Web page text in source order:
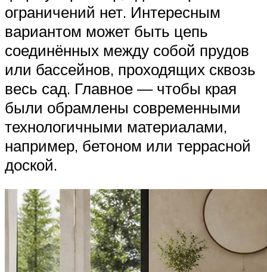
ограничений нет. Интересным
вариантом может быть цепь
соединённых между собой прудов
или бассейнов, проходящих сквозь
весь сад. Главное — чтобы края
были обрамлены современными
технологичными материалами,
например, бетоном или террасной
доской.